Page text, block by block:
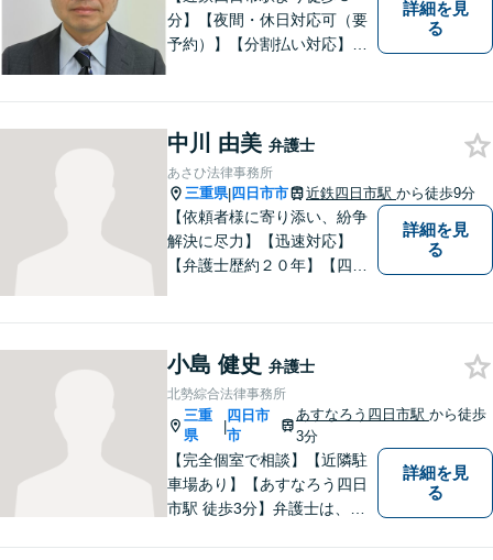
分】【夜間・休日対応可（要
予約）】【分割払い対応】
して、一緒に解決方法を考え
る手助けをさせていただけれ
ばと思いますので、お気軽に
ご相談ください。
詳細を見
る
中川 由美 弁護士
あさひ法律事務所
三重県| 四日市市 近鉄四日市駅 から徒歩9分
【依頼者様に寄り添い、紛争
解決に尽力】【迅速対応】
【弁護士歴約２０年】【四日
詳細を見
る
小島 健史 弁護士
北勢綜合法律事務所
三重
県
|
四日市
市
あすなろう四日市駅 から徒歩
3分
【完全個室で相談】【近隣駐
車場あり】【あすなろう四日
市駅 徒歩3分】弁護士は、依
詳細を見
る